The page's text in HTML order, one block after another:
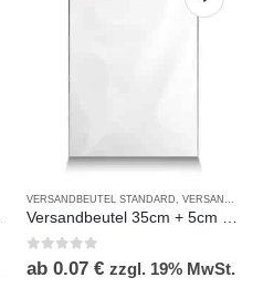
VERSANDBEUTEL STANDARD, VERSANDBEUTEL STANDARD OHNE DRUCK
Versandbeutel 35cm + 5cm x 25cm recycled LDPE
out of 5
ab 0.07 € zzgl. 19% MwSt.